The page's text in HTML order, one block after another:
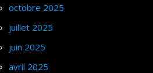
octobre 2025
juillet 2025
juin 2025
avril 2025